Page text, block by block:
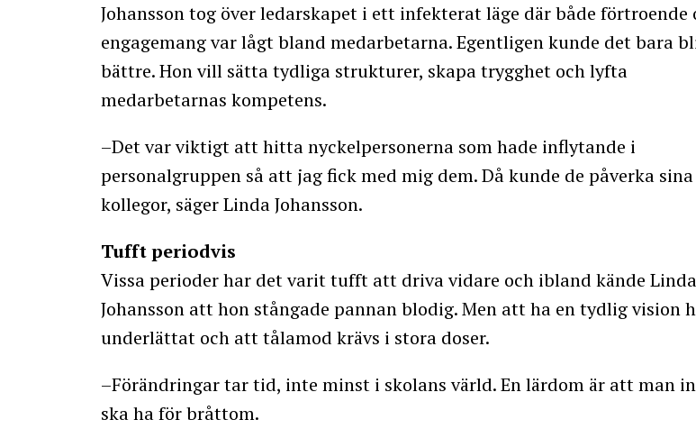
Johansson tog över ledarskapet i ett infekterat läge där både förtroende
engagemang var lågt bland medarbetarna. Egentligen kunde det bara
bättre. Hon vill sätta tydliga strukturer, skapa trygghet och lyfta
medarbetarnas kompetens.
–Det var viktigt att hitta nyckelpersonerna som hade inflytande i
personalgruppen så att jag fick med mig dem. Då kunde de påverka sina
kollegor, säger Linda Johansson.
Tufft periodvis
Vissa perioder har det varit tufft att driva vidare och ibland kände Linda
Johansson att hon stångade pannan blodig. Men att ha en tydlig vision
underlättat och att tålamod krävs i stora doser.
–Förändringar tar tid, inte minst i skolans värld. En lärdom är att man
ska ha för bråttom.